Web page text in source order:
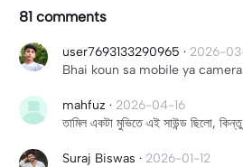
81 comments
user7693133290965 · 2026-
Bhai koun sa mobile ya
mahfuz · 2026-04-16
তামিল একটা মুভিতে এই সাউন্ড ছিলো, কিন্তু
Suraj Biswas · 2026-01-12